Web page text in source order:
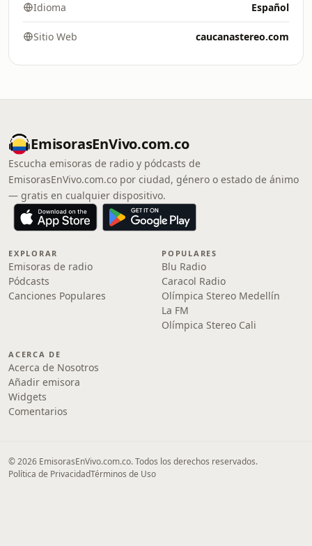
Idioma Español
Sitio Web caucanastereo.com
EmisorasEnVivo.com.co
Escucha emisoras de radio y pódcasts de
EmisorasEnVivo.com.co por ciudad, género o estado de ánimo
— gratis en cualquier dispositivo.
EXPLORAR
Emisoras de radio
Pódcasts
Canciones Populares
POPULARES
Blu Radio
Caracol Radio
Olímpica Stereo Medellín
La FM
Olímpica Stereo Cali
ACERCA DE
Acerca de Nosotros
Añadir emisora
Widgets
Comentarios
© 2026 EmisorasEnVivo.com.co. Todos los derechos reservados.
Política de PrivacidadTérminos de Uso